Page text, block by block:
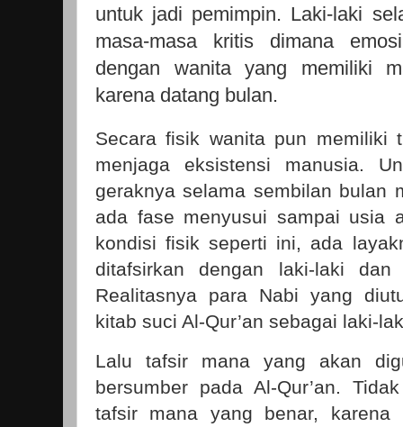
untuk jadi pemimpin. Laki-laki
masa-masa kritis dimana
dengan wanita yang memiliki
karena datang bulan.
Secara fisik wanita pun memiliki
menjaga eksistensi manusia.
geraknya selama sembilan bulan
ada fase menyusui sampai usia
kondisi fisik seperti ini, ada
ditafsirkan dengan laki-laki dan
Realitasnya para Nabi yang
kitab suci Al-Qur’an sebagai laki-
Lalu tafsir mana yang akan
bersumber pada Al-Qur’an.
tafsir mana yang benar, karena